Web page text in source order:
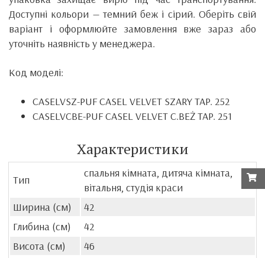
Доступні кольори — темний беж і сірий. Оберіть свій
варіант і оформлюйте замовлення вже зараз або
уточніть наявність у менеджера.
Код моделі:
CASELVSZ-PUF CASEL VELVET SZARY TAP. 252
CASELVCBE-PUF CASEL VELVET C.BEŻ TAP. 251
Характеристики
Тип
спальня кімната, дитяча кімната,
вітальня, студія краси
Ширина (см)
42
Глибина (см)
42
Висота (см)
46